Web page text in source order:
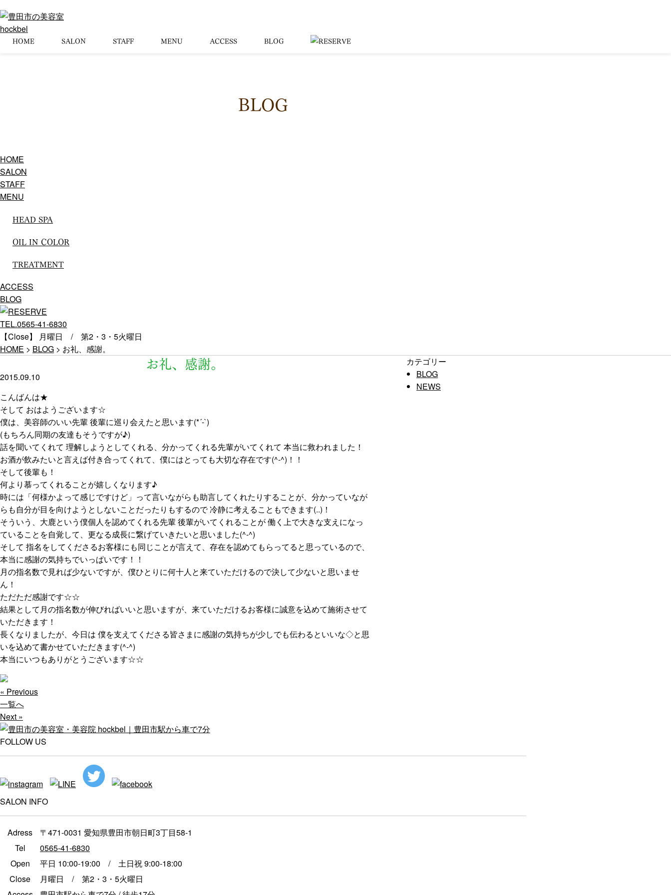
HOME SALON STAFF MENU ACCESS BLOG
BLOG
HOME
SALON
STAFF
MENU
HEAD SPA
OIL IN COLOR
TREATMENT
ACCESS
BLOG
TEL.0565-41-6830
【Close】 月曜日 / 第2・3・5火曜日
HOME > BLOG > お礼、感謝。
お礼、感謝。
2015.09.10
こんばんは★
そして おはようございます☆
僕は、美容師のいい先輩 後輩に巡り会えたと思います(*´-`)
(もちろん同期の友達もそうですが♪)
話を聞いてくれて 理解しようとしてくれる、分かってくれる先輩がいてくれて 本当に救われました！
お酒が飲みたいと言えば付き合ってくれて、僕にはとっても大切な存在です(^-^)！！
そして後輩も！
何より慕ってくれることが嬉しくなります♪
時には「何様かよって感じですけど」って言いながらも助言してくれたりすることが、分かっていなが
らも自分が目を向けようとしないことだったりもするので 冷静に考えることもできます(..)！
そういう、大鹿という僕個人を認めてくれる先輩 後輩がいてくれることが 働く上で大きな支えになっ
ていることを自覚して、更なる成長に繋げていきたいと思いました(^-^)
そして 指名をしてくださるお客様にも同じことが言えて、存在を認めてもらってると思っているので、
本当に感謝の気持ちでいっぱいです！！
月の指名数で見れば少ないですが、僕ひとりに何十人と来ていただけるので決して少ないと思いませ
ん！
ただただ感謝です☆☆
結果として月の指名数が伸びればいいと思いますが、来ていただけるお客様に誠意を込めて施術させて
いただきます！
長くなりましたが、今日は 僕を支えてくださる皆さまに感謝の気持ちが少しでも伝わるといいな◇と思
いを込めて書かせていただきます(^-^)
本当にいつもありがとうございます☆☆
« Previous
一覧へ
Next »
カテゴリー
BLOG
NEWS
FOLLOW US
SALON INFO
Adress
〒471-0031 愛知県豊田市朝日町3丁目58-1
Tel
0565-41-6830
Open
平日 10:00-19:00 / 土日祝 9:00-18:00
Close
月曜日 / 第2・3・5火曜日